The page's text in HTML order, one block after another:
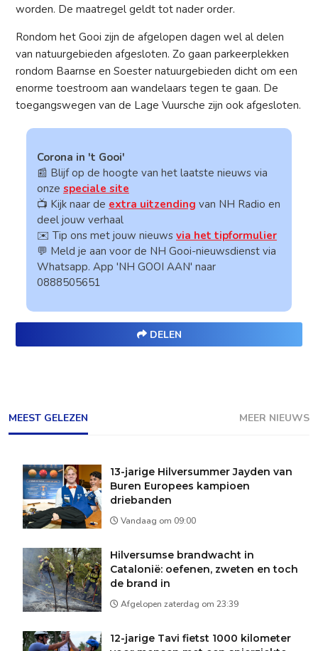
worden. De maatregel geldt tot nader order.
Rondom het Gooi zijn de afgelopen dagen wel al delen
van natuurgebieden afgesloten. Zo gaan parkeerplekken
rondom Baarnse en Soester natuurgebieden dicht om een
enorme toestroom aan wandelaars tegen te gaan. De
toegangswegen van de Lage Vuursche zijn ook afgesloten.
Corona in 't Gooi'
📰 Blijf op de hoogte van het laatste nieuws via
onze speciale site
📺 Kijk naar de extra uitzending van NH Radio en
deel jouw verhaal
✉️ Tip ons met jouw nieuws via het tipformulier
💬 Meld je aan voor de NH Gooi-nieuwsdienst via
Whatsapp. App 'NH GOOI AAN' naar
0888505651
DELEN
MEEST GELEZEN MEER NIEUWS
13-jarige Hilversummer Jayden van
Buren Europees kampioen
driebanden
Vandaag om 09:00
Hilversumse brandwacht in
Catalonië: oefenen, zweten en toch
de brand in
Afgelopen zaterdag om 23:39
12-jarige Tavi fietst 1000 kilometer